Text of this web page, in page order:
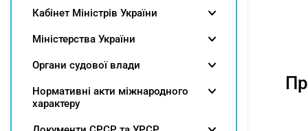
Кабінет Міністрів України
Міністерства України
Органи судової влади
Нормативні акти міжнародного
характеру